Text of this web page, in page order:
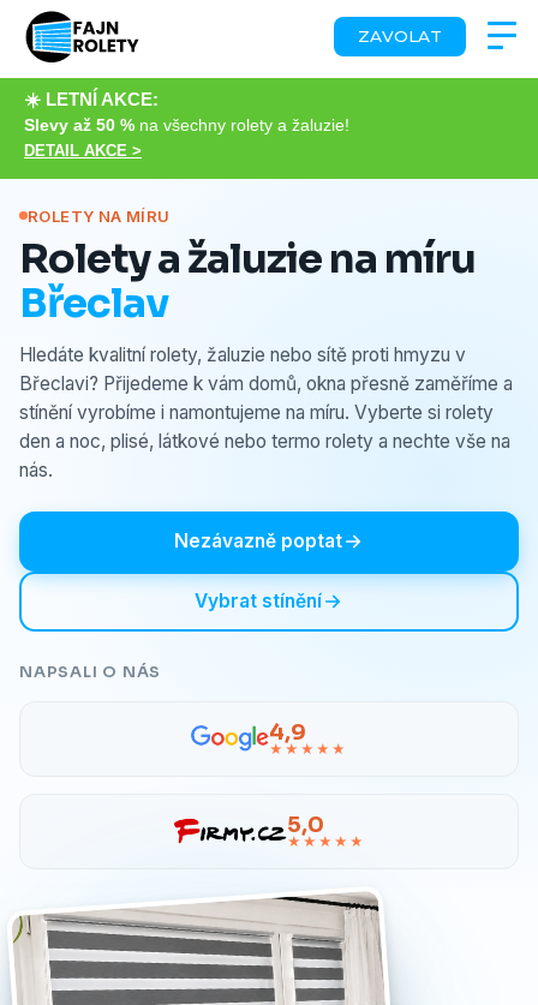
☀️ LETNÍ AKCE:
Slevy až 50 % na všechny rolety a žaluzie!
DETAIL AKCE >
ZAVOLAT
ROLETY NA MÍRU
Rolety a žaluzie na míru
Břeclav
Hledáte kvalitní rolety, žaluzie nebo sítě proti hmyzu v
Břeclavi? Přijedeme k vám domů, okna přesně zaměříme a
stínění vyrobíme i namontujeme na míru. Vyberte si rolety
den a noc, plisé, látkové nebo termo rolety a nechte vše na
nás.
Nezávazně poptat
Vybrat stínění
NAPSALI O NÁS
4,9
★★★★★
5,0
★★★★★